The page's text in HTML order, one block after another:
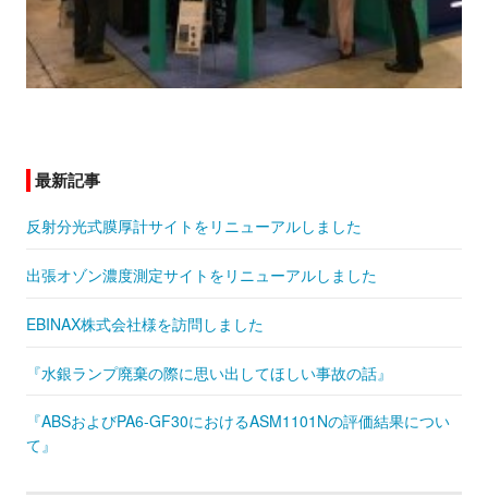
最新記事
反射分光式膜厚計サイトをリニューアルしました
出張オゾン濃度測定サイトをリニューアルしました
EBINAX株式会社様を訪問しました
『水銀ランプ廃棄の際に思い出してほしい事故の話』
『ABSおよびPA6-GF30におけるASM1101Nの評価結果につい
て』